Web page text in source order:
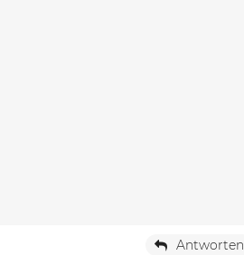
Antworten